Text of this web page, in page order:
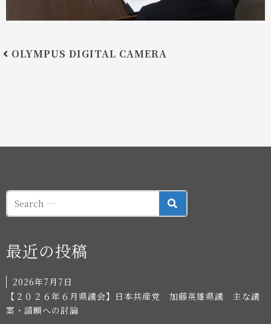
OLYMPUS DIGITAL CAMERA
SEARCH
最近の投稿
2026年7月7日
【２０２６年６月県議会】日本共産党 加藤英雄県議 主な議
案・請願への討論